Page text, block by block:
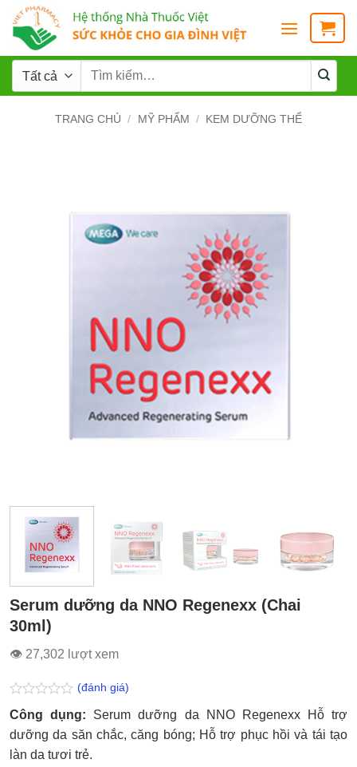
TRANG CHỦ / MỸ PHẨM / KEM DƯỠNG THỂ
Serum dưỡng da NNO Regenexx (Chai
30ml)
👁 27,302 lượt xem
Được
xếp
hạng
0.0
5
(đánh giá)
Công dụng: Serum dưỡng da NNO Regenexx Hỗ trợ
dưỡng da săn chắc, căng bóng; Hỗ trợ phục hồi và tái tạo
làn da tươi trẻ.